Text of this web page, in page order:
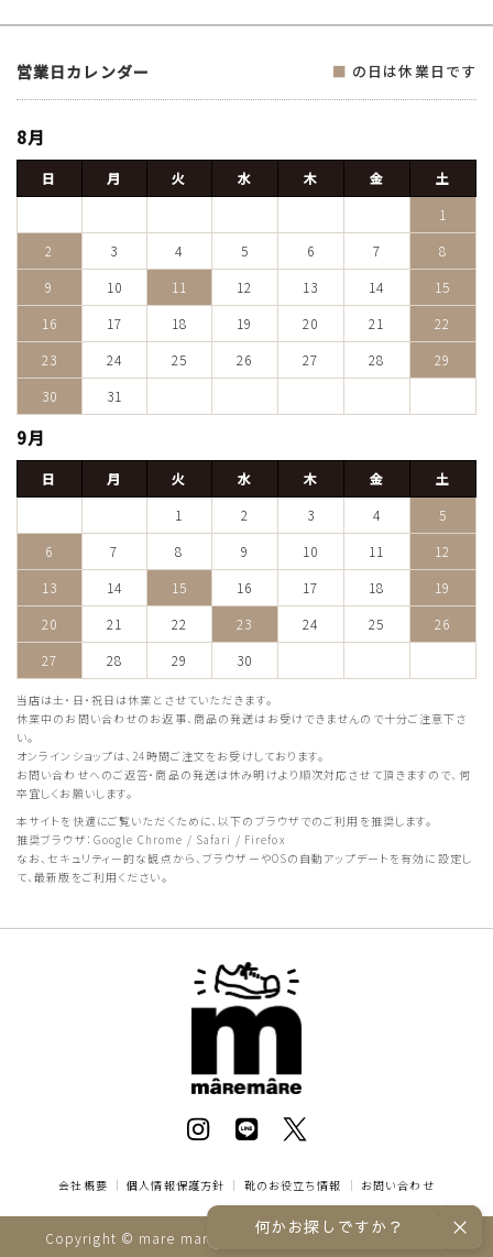
営業日カレンダー ■ の日は休業日です
8月
日 月 火 水 木 金
土
1
2
3 4 5 6 7
8
9
10 11 12 13 14
15
16
17 18 19 20 21
22
23
24 25 26 27 28
29
30
31
9月
日 月 火 水 木 金
土
1
2 3 4
5
6
7 8 9 10 11
12
13
14 15 16 17 18
19
20
21 22 23 24 25
26
27
28 29 30
当店は土・日・祝日は休業とさせていただきます。
休業中のお問い合わせのお返事、商品の発送はお受けできませんので十分ご注意下さ
い。
オンラインショップは、24時間ご注文をお受けしております。
お問い合わせへのご返答・商品の発送は休み明けより順次対応させて頂きますので、何
卒宜しくお願いします。
本サイトを快適にご覧いただくために、以下のブラウザでのご利用を推奨します。
推奨ブラウザ：Google Chrome / Safari / Firefox
なお、セキュリティー的な観点から、ブラウザーやOSの自動アップデートを有効に設定し
て、最新版をご利用ください。
会社概要 ｜個人情報保護方針 ｜ 靴のお役立ち情報 ｜ お問い合わせ
Copyright © mare mare online store All rights reserved.
何かお探しですか？